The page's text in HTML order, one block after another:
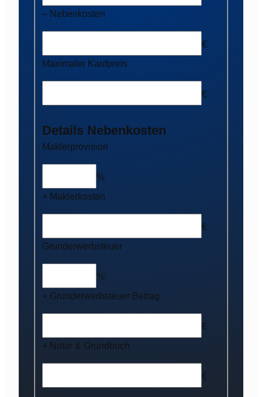
– Nebenkosten
€
Maximaler Kaufpreis
€
Details Nebenkosten
Maklerprovision
%
+ Maklerkosten
€
Grunderwerbsteuer
%
+ Grunderwerbsteuer Betrag
€
+ Notar & Grundbuch
€